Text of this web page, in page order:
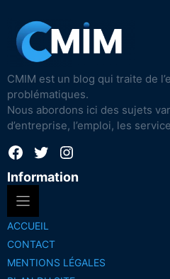
CMIM est un blog qui traite de
problématiques.
Nous abordons ici des sujets
d’entreprise, l’emploi, les
Facebook
TwitterInstagram
Information
ACCUEIL
CONTACT
MENTIONS LÉGALES